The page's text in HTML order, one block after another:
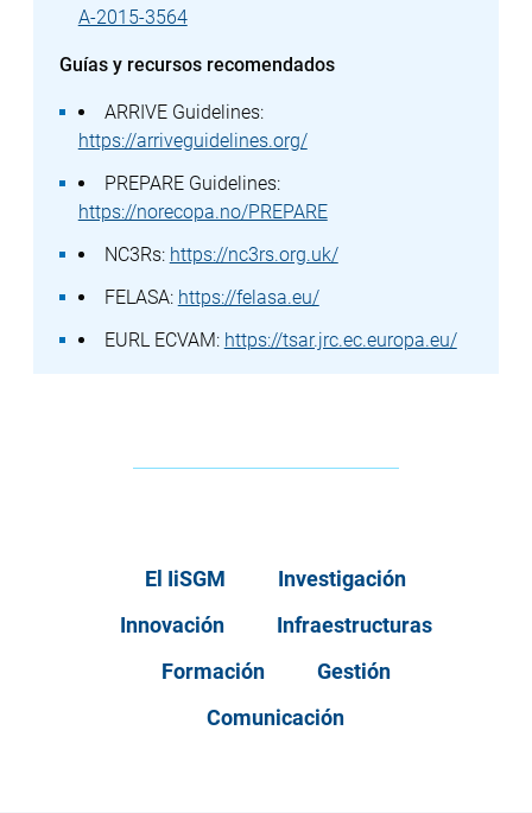
A-2015-3564
Guías y recursos recomendados
ARRIVE Guidelines:
https://arriveguidelines.org/
PREPARE Guidelines:
https://norecopa.no/PREPARE
NC3Rs: https://nc3rs.org.uk/
FELASA: https://felasa.eu/
EURL ECVAM: https://tsar.jrc.ec.europa.eu/
El IiSGM
Investigación
Innovación
Infraestructuras
Formación
Gestión
Comunicación